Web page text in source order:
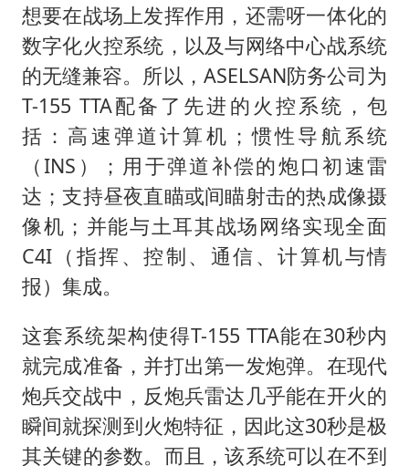
想要在战场上发挥作用，还需呀一体化的
数字化火控系统，以及与网络中心战系统
的无缝兼容。所以，ASELSAN防务公司为
T-155 TTA配备了先进的火控系统，包
括：高速弹道计算机；惯性导航系统
（INS）；用于弹道补偿的炮口初速雷
达；支持昼夜直瞄或间瞄射击的热成像摄
像机；并能与土耳其战场网络实现全面
C4I（指挥、控制、通信、计算机与情
报）集成。
这套系统架构使得T-155 TTA能在30秒内
就完成准备，并打出第一发炮弹。在现代
炮兵交战中，反炮兵雷达几乎能在开火的
瞬间就探测到火炮特征，因此这30秒是极
其关键的参数。而且，该系统可以在不到